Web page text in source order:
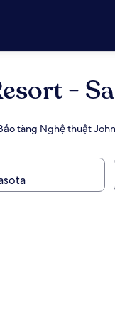
-
tàng Nghệ thuật